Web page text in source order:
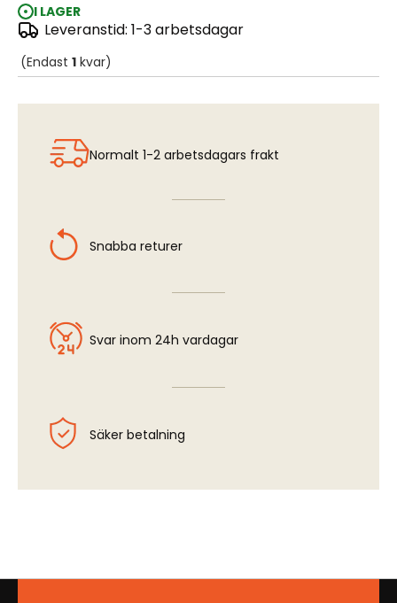
I LAGER
Leveranstid: 1-3 arbetsdagar
(Endast 1 kvar)
TIE Interceptor 1:51
Normalt 1-2 arbetsdagars frakt
Snabba returer
Svar inom 24h vardagar
Säker betalning